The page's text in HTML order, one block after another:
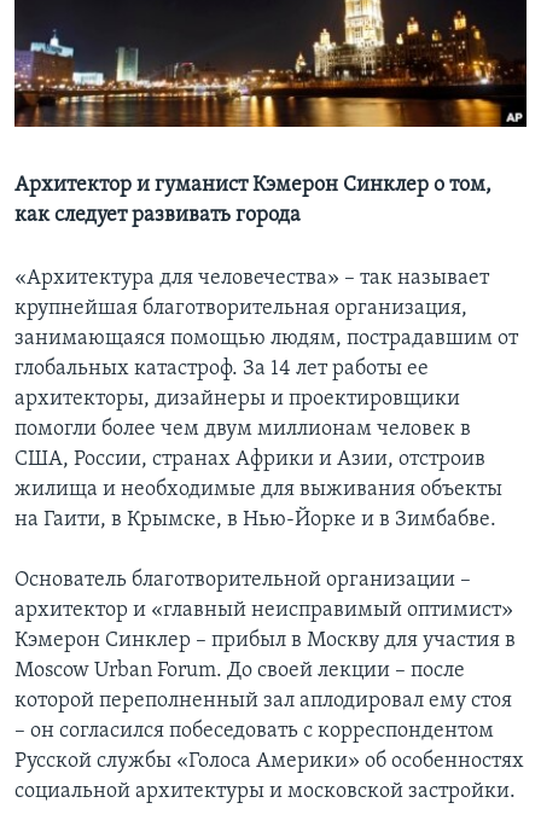
Learning English
СОЦИАЛЬНЫЕ СЕТИ
Языки
Архитектор и гуманист Кэмерон Синклер о том,
как следует развивать города
«Архитектура для человечества» – так называет
крупнейшая благотворительная организация,
занимающаяся помощью людям, пострадавшим от
глобальных катастроф. За 14 лет работы ее
архитекторы, дизайнеры и проектировщики
помогли более чем двум миллионам человек в
США, России, странах Африки и Азии, отстроив
жилища и необходимые для выживания объекты
на Гаити, в Крымске, в Нью-Йорке и в Зимбабве.
Основатель благотворительной организации –
архитектор и «главный неисправимый оптимист»
Кэмерон Синклер – прибыл в Москву для участия в
Moscow Urban Forum. До своей лекции – после
которой переполненный зал аплодировал ему стоя
– он согласился побеседовать с корреспондентом
Русской службы «Голоса Америки» об особенностях
социальной архитектуры и московской застройки.